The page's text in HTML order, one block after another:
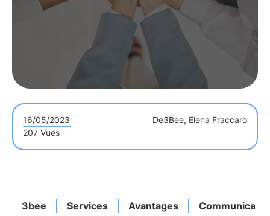
16/05/2023 De3Bee, Elena Fraccaro
207 Vues
3bee Services Avantages